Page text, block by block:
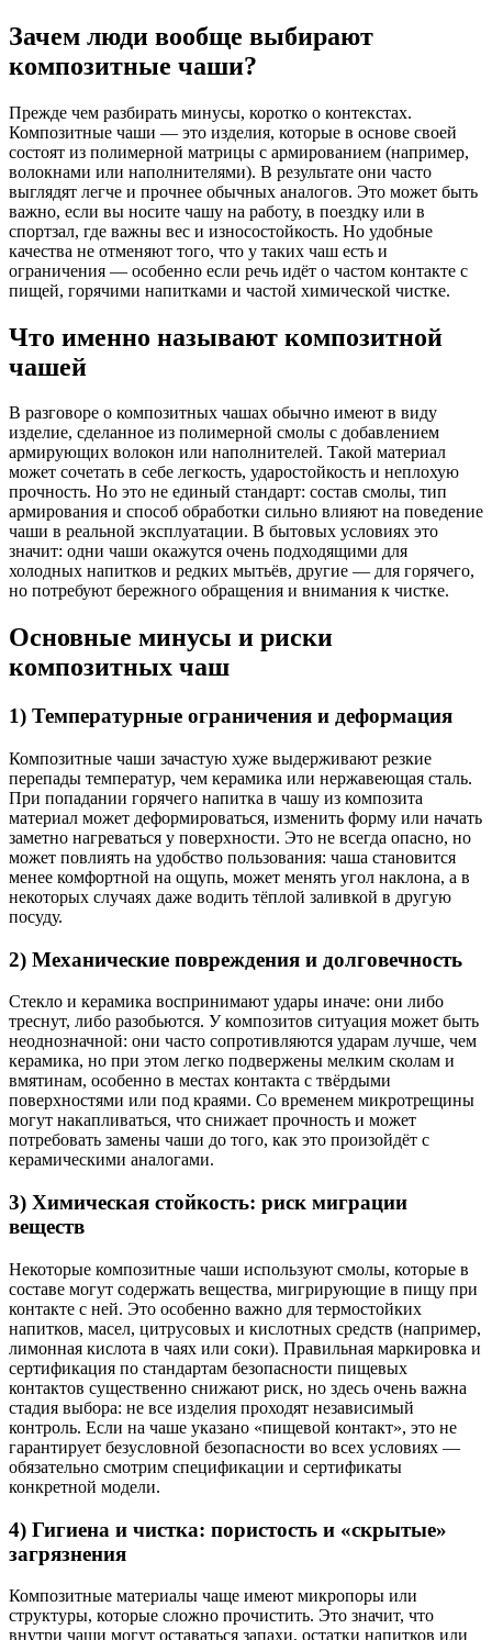
Зачем люди вообще выбирают
композитные чаши?
Прежде чем разбирать минусы, коротко о контекстах.
Композитные чаши — это изделия, которые в основе своей
состоят из полимерной матрицы с армированием (например,
волокнами или наполнителями). В результате они часто
выглядят легче и прочнее обычных аналогов. Это может быть
важно, если вы носите чашу на работу, в поездку или в
спортзал, где важны вес и износостойкость. Но удобные
качества не отменяют того, что у таких чаш есть и
ограничения — особенно если речь идёт о частом контакте с
пищей, горячими напитками и частой химической чистке.
Что именно называют композитной
чашей
В разговоре о композитных чашах обычно имеют в виду
изделие, сделанное из полимерной смолы с добавлением
армирующих волокон или наполнителей. Такой материал
может сочетать в себе легкость, ударостойкость и неплохую
прочность. Но это не единый стандарт: состав смолы, тип
армирования и способ обработки сильно влияют на поведение
чаши в реальной эксплуатации. В бытовых условиях это
значит: одни чаши окажутся очень подходящими для
холодных напитков и редких мытьёв, другие — для горячего,
но потребуют бережного обращения и внимания к чистке.
Основные минусы и риски
композитных чаш
1) Температурные ограничения и деформация
Композитные чаши зачастую хуже выдерживают резкие
перепады температур, чем керамика или нержавеющая сталь.
При попадании горячего напитка в чашу из композита
материал может деформироваться, изменить форму или начать
заметно нагреваться у поверхности. Это не всегда опасно, но
может повлиять на удобство пользования: чаша становится
менее комфортной на ощупь, может менять угол наклона, а в
некоторых случаях даже водить тёплой заливкой в другую
посуду.
2) Механические повреждения и долговечность
Стекло и керамика воспринимают удары иначе: они либо
треснут, либо разобьются. У композитов ситуация может быть
неоднозначной: они часто сопротивляются ударам лучше, чем
керамика, но при этом легко подвержены мелким сколам и
вмятинам, особенно в местах контакта с твёрдыми
поверхностями или под краями. Со временем микротрещины
могут накапливаться, что снижает прочность и может
потребовать замены чаши до того, как это произойдёт с
керамическими аналогами.
3) Химическая стойкость: риск миграции
веществ
Некоторые композитные чаши используют смолы, которые в
составе могут содержать вещества, мигрирующие в пищу при
контакте с ней. Это особенно важно для термостойких
напитков, масел, цитрусовых и кислотных средств (например,
лимонная кислота в чаях или соки). Правильная маркировка и
сертификация по стандартам безопасности пищевых
контактов существенно снижают риск, но здесь очень важна
стадия выбора: не все изделия проходят независимый
контроль. Если на чаше указано «пищевой контакт», это не
гарантирует безусловной безопасности во всех условиях —
обязательно смотрим спецификации и сертификаты
конкретной модели.
4) Гигиена и чистка: пористость и «скрытые»
загрязнения
Композитные материалы чаще имеют микропоры или
структуры, которые сложно прочистить. Это значит, что
внутри чаши могут оставаться запахи, остатки напитков или